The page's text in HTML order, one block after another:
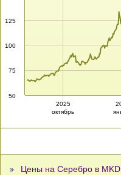
50
75
100
125
2025
октябрь
Цены на Серебро в MKD